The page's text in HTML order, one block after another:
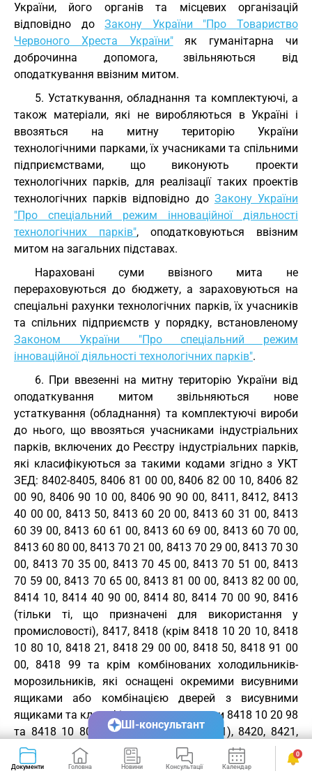
України, його органів та місцевих організацій
відповідно доЗакону України "Про Товариство
Червоного Хреста України"як гуманітарна чи
доброчинна допомога, звільняються від
оподаткування ввізним митом.
5. Устаткування, обладнання та комплектуючі, а
також матеріали, які не виробляються в Україні і
ввозяться на митну територію України
технологічними парками, їх учасниками та спільними
підприємствами, що виконують проекти
технологічних парків, для реалізації таких проектів
технологічних парків відповідно до Закону України
"Про спеціальний режим інноваційної діяльності
технологічних парків", оподатковуються ввізним
митом на загальних підставах.
Нараховані суми ввізного мита не
перераховуються до бюджету, а зараховуються на
спеціальні рахунки технологічних парків, їх учасників
та спільних підприємств у порядку, встановленому
Законом України "Про спеціальний режим
інноваційної діяльності технологічних парків".
6. При ввезенні на митну територію України від
оподаткування митом звільняються нове
устаткування (обладнання) та комплектуючі вироби
до нього, що ввозяться учасниками індустріальних
парків, включених до Реєстру індустріальних парків,
які класифікуються за такими кодами згідно з УКТ
ЗЕД: 8402-8405, 8406 81 00 00, 8406 82 00 10, 8406 82
00 90, 8406 90 10 00, 8406 90 90 00, 8411, 8412, 8413
40 00 00, 8413 50, 8413 60 20 00, 8413 60 31 00, 8413
60 39 00, 8413 60 61 00, 8413 60 69 00, 8413 60 70 00,
8413 60 80 00, 8413 70 21 00, 8413 70 29 00, 8413 70 30
00, 8413 70 35 00, 8413 70 45 00, 8413 70 51 00, 8413
70 59 00, 8413 70 65 00, 8413 81 00 00, 8413 82 00 00,
8414 10, 8414 40 90 00, 8414 80, 8414 70 00 90, 8416
(тільки ті, що призначені для використання у
промисловості), 8417, 8418 (крім 8418 10 20 10, 8418
10 80 10, 8418 21, 8418 29 00 00, 8418 50, 8418 91 00
00, 8418 99 та крім комбінованих холодильників-
морозильників, які оснащені окремими висувними
ящиками або комбінацією дверей з висувними
ящиками та класифікуються за кодами 8418 10 20 98
та 8418 10 80 98), 8419 (крім 8419 81), 8420, 8421,
8422 (крім 8422 11 00 00), 8423 (крім 8423 10 10 00,
8423 81 25 00, 8423 90), 8424 89 40 00, 8424 89 70 00,
Документи Головна Новини Консультації Календар Сервіси
0
ШІ-консультант